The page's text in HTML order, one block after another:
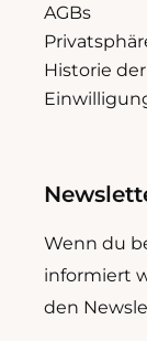
AGBs
Historie
Wenn du
informiert
den